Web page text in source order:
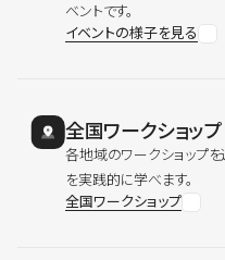
ベントです。
イベントの様子を見る
全国ワークショップ
各地域のワークショップ
を実践的に学べます。
全国ワークショップ